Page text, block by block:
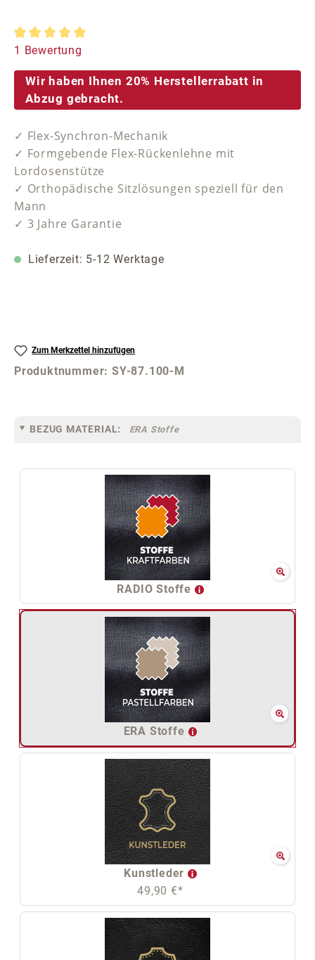
Durchschnittliche Bewertung von 5 von 5 Sternen
1 Bewertung
Wir haben Ihnen 20% Herstellerrabatt in
Abzug gebracht.
✓ Flex-Synchron-Mechanik
✓ Formgebende Flex-Rückenlehne mit
Lordosenstütze
✓ Orthopädische Sitzlösungen speziell für den
Mann
✓ 3 Jahre Garantie
Lieferzeit: 5-12 Werktage
Zum Merkzettel hinzufügen
Produktnummer:SY-87.100-M
BEZUG MATERIAL: ERA Stoffe
RADIO Stoffe
ERA Stoffe
Kunstleder
49,90 €*